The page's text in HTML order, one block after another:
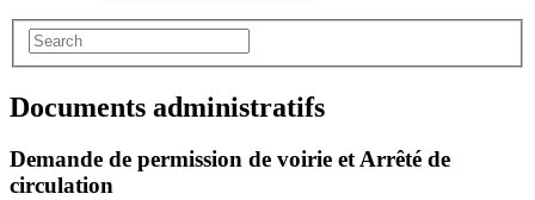
Documents administratifs
Demande de permission de voirie et Arrêté de
circulation